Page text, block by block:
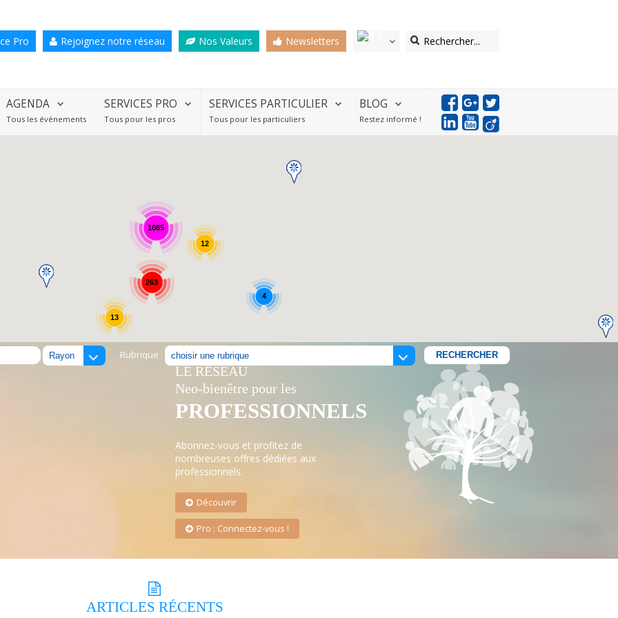
Pro Rejoignez notre réseau Nos Valeurs Newsletters
AGENDA
Tous les évènements
SERVICES PRO
Tous pour les pros
SERVICES PARTICULIER
Tous pour les particuliers
BLOG
Restez informé !
1085
13
263
4
12
Rubrique :
LE RÉSEAU
Neo-bienêtre pour les
PROFESSIONNELS
Abonnez-vous et profitez de
nombreuses offres dédiées aux
professionnels.
Découvrir
Pro : Connectez-vous !
ARTICLES RÉCENTS